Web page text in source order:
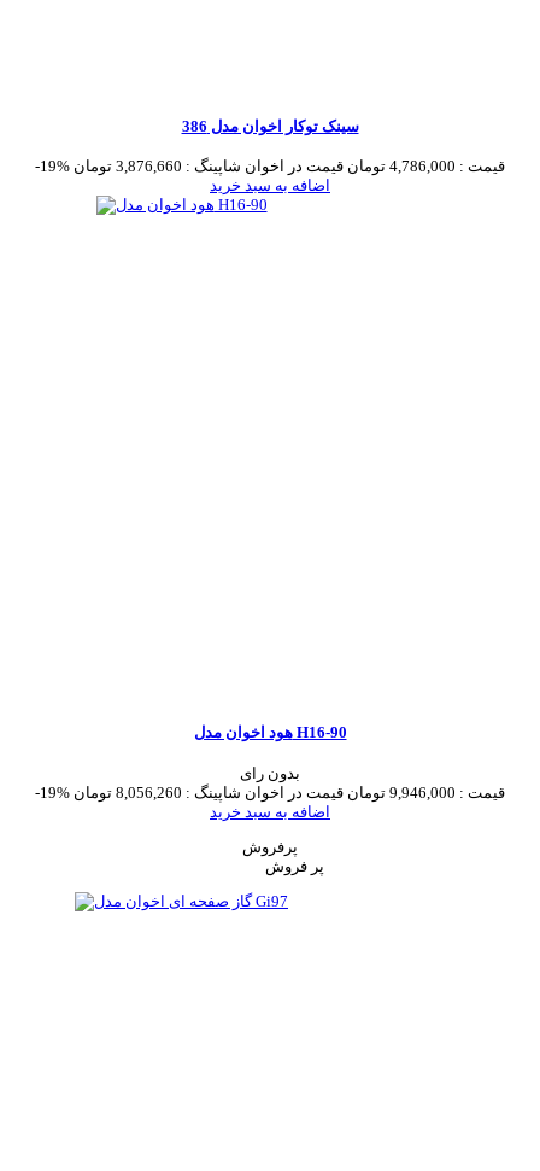
سینک توکار اخوان مدل 386
-19% قیمت : 4,786,000 تومان قیمت در اخوان شاپینگ : 3,876,660 تومان
اضافه به سبد خرید
هود اخوان مدل H16-90
بدون رای
-19%
قیمت : 9,946,000 تومان قیمت در اخوان شاپینگ : 8,056,260 تومان
اضافه به سبد خرید
پرفروش